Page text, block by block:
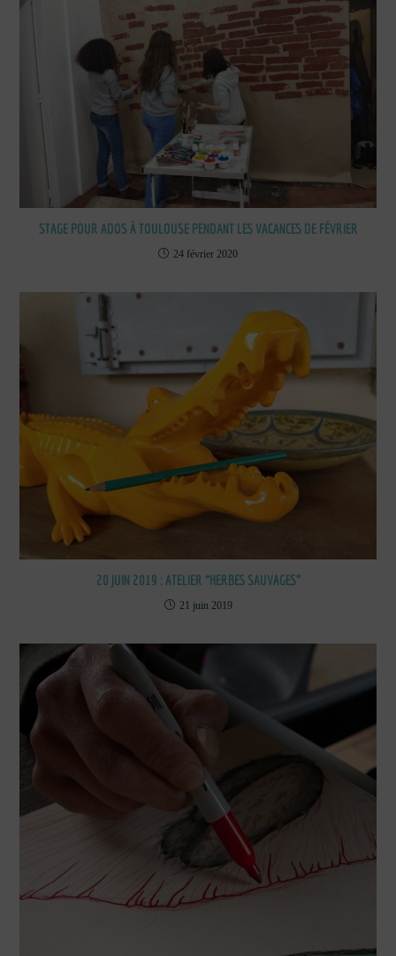
STAGE POUR ADOS À TOULOUSE PENDANT LES VACANCES DE FÉVRIER
24 février 2020
20 JUIN 2019 : ATELIER “HERBES SAUVAGES”
21 juin 2019